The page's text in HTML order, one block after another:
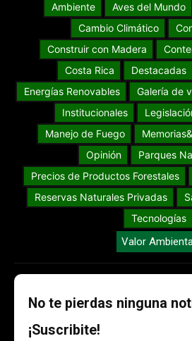
Ambiente
Aves del Mundo
Cambio Climático
Construir con Madera
Costa Rica
Destacadas
Energías Renovables
Galería de
Institucionales
Manejo de Fuego
Opinión
Parques
Precios de Productos Forestales
Reservas Naturales Privadas
Tecnologías
Valor
No te pierdas ninguna
¡Suscribite!